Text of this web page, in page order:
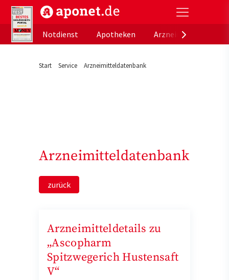
aponet.de - Das offizielle Gesundheitsportal der
Notdienst
Apotheken
Start Service Arzneimitteldatenbank
Arzneimitteldatenbank
zurück
Arzneimitteldetails zu
„Ascopharm
Spitzwegerich Hustensaft
V“